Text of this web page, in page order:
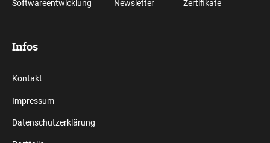
Softwareentwicklung Newsletter Zertifikate
Infos
Kontakt
Impressum
Datenschutzerklärung